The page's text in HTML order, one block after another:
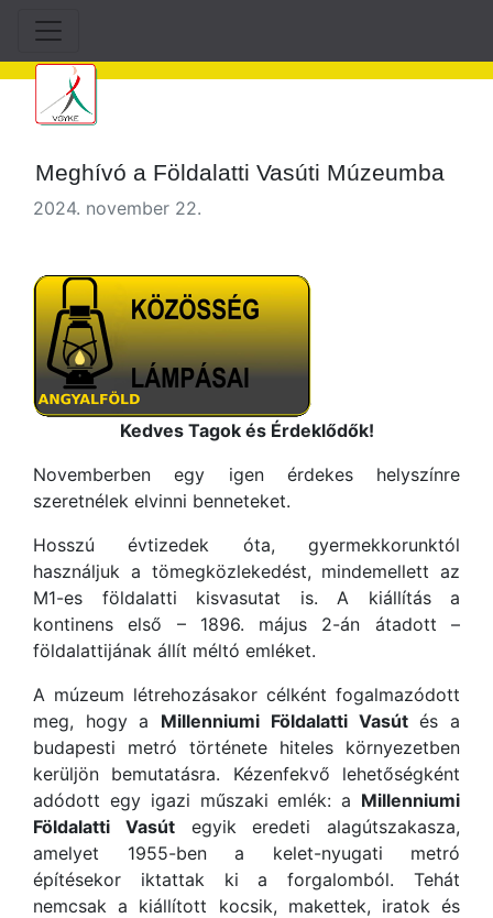
Meghívó a Földalatti Vasúti Múzeumba
2024. november 22.
Kedves Tagok és Érdeklődők!
Novemberben egy igen érdekes helyszínre
szeretnélek elvinni benneteket.
Hosszú évtizedek óta, gyermekkorunktól
használjuk a tömegközlekedést, mindemellett az
M1-es földalatti kisvasutat is. A kiállítás a
kontinens első – 1896. május 2-án átadott –
földalattijának állít méltó emléket.
A múzeum létrehozásakor célként fogalmazódott
meg, hogy a Millenniumi Földalatti Vasútés a
budapesti metró története hiteles környezetben
kerüljön bemutatásra. Kézenfekvő lehetőségként
adódott egy igazi műszaki emlék: a Millenniumi
Földalatti Vasútegyik eredeti alagútszakasza,
amelyet 1955-ben a kelet-nyugati metró
építésekor iktattak ki a forgalomból. Tehát
nemcsak a kiállított kocsik, makettek, iratok és